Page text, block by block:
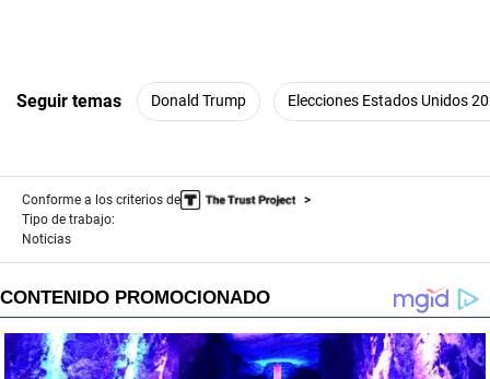
Seguir temas Donald Trump Elecciones Estados Unidos
Conforme a los criterios de
Tipo de trabajo:
Noticias